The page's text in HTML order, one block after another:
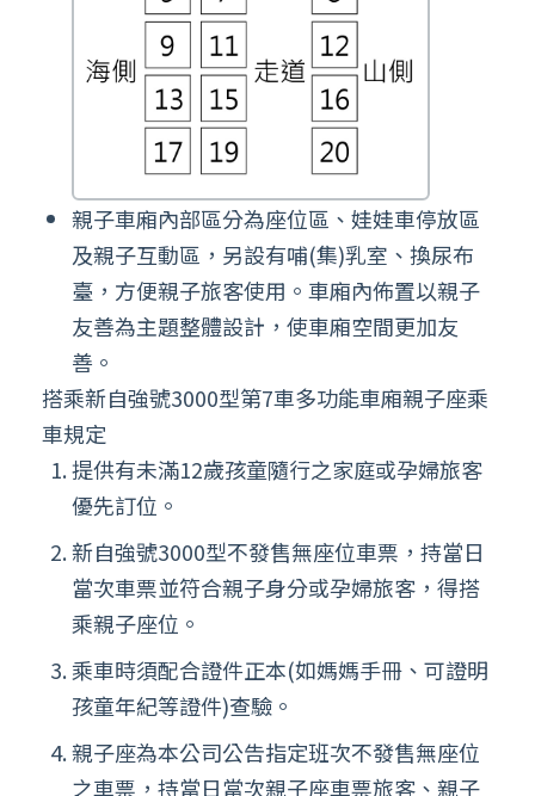
親子車廂內部區分為座位區、娃娃車停放區
及親子互動區，另設有哺(集)乳室、換尿布
臺，方便親子旅客使用。車廂內佈置以親子
友善為主題整體設計，使車廂空間更加友
善。
搭乘新自強號3000型第7車多功能車廂親子座乘
車規定
提供有未滿12歲孩童隨行之家庭或孕婦旅客
優先訂位。
新自強號3000型不發售無座位車票，持當日
當次車票並符合親子身分或孕婦旅客，得搭
乘親子座位。
乘車時須配合證件正本(如媽媽手冊、可證明
孩童年紀等證件)查驗。
親子座為本公司公告指定班次不發售無座位
之車票，持當日當次親子座車票旅客、親子